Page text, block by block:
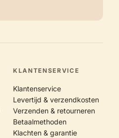
KLANTENSERVICE
Klantenservice
Levertijd & verzendkosten
Verzenden & retourneren
Betaalmethoden
Klachten & garantie